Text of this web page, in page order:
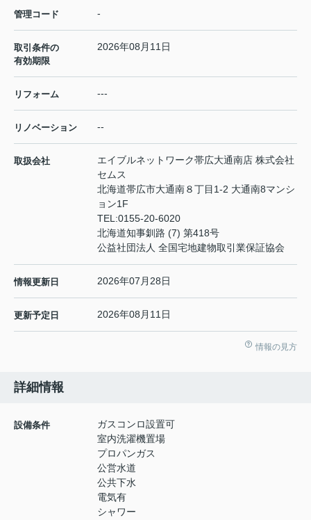
管理コード -
取引条件の
有効期限
2026年08月11日
リフォーム ---
リノベーション --
取扱会社
エイブルネットワーク帯広大通南店 株式会社
セムス
北海道帯広市大通南８丁目1-2 大通南8マンシ
ョン1F
TEL:0155-20-6020
北海道知事釧路 (7) 第418号
公益社団法人 全国宅地建物取引業保証協会
情報更新日 2026年07月28日
更新予定日 2026年08月11日
情報の見方
詳細情報
設備条件
ガスコンロ設置可
室内洗濯機置場
プロパンガス
公営水道
公共下水
電気有
シャワー